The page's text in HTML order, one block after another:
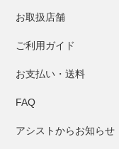
お取扱店舗
ご利用ガイド
お支払い・送料
FAQ
アシストからお知らせ